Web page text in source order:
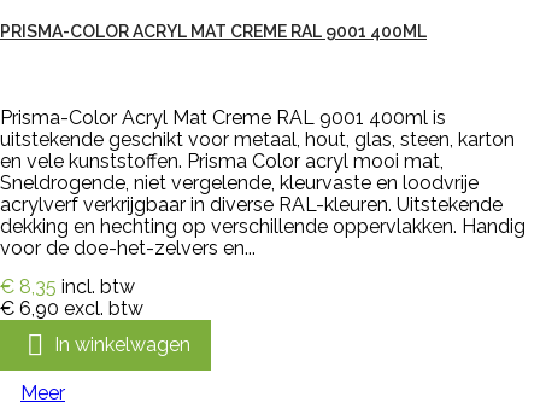
PRISMA-COLOR ACRYL MAT CREME RAL 9001 400ML
Prisma-Color Acryl Mat Creme RAL 9001 400ml is
uitstekende geschikt voor metaal, hout, glas, steen, karton
en vele kunststoffen. Prisma Color acryl mooi mat,
Sneldrogende, niet vergelende, kleurvaste en loodvrije
acrylverf verkrijgbaar in diverse RAL-kleuren. Uitstekende
dekking en hechting op verschillende oppervlakken. Handig
voor de doe-het-zelvers en...
€ 8,35 incl. btw
€ 6,90 excl. btw
 In winkelwagen
Meer